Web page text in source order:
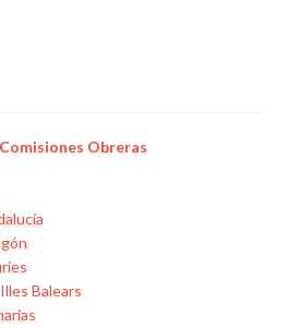
Obreras
Balears